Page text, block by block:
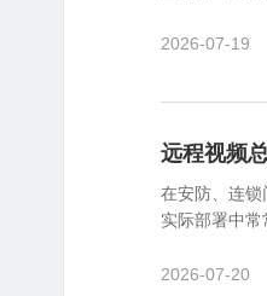
2026-07-19
远程视频
在安防、连
实际部署中
2026-07-20